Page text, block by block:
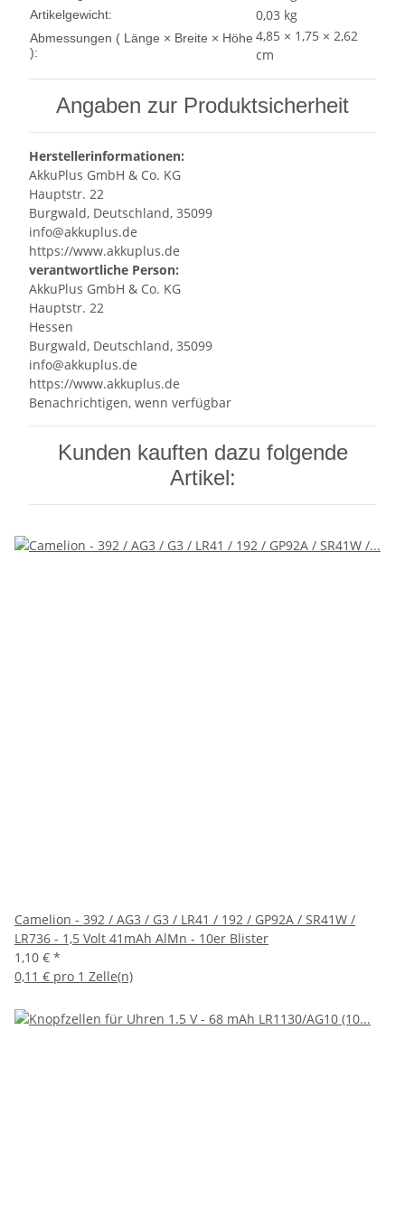
Artikelgewicht: 0,03 kg
Abmessungen ( Länge × Breite × Höhe
):
4,85 × 1,75 × 2,62
cm
Angaben zur Produktsicherheit
Herstellerinformationen:
AkkuPlus GmbH & Co. KG
Hauptstr. 22
Burgwald, Deutschland, 35099
info@akkuplus.de
https://www.akkuplus.de
verantwortliche Person:
AkkuPlus GmbH & Co. KG
Hauptstr. 22
Hessen
Burgwald, Deutschland, 35099
info@akkuplus.de
https://www.akkuplus.de
Benachrichtigen, wenn verfügbar
Kunden kauften dazu folgende
Artikel:
Camelion - 392 / AG3 / G3 / LR41 / 192 / GP92A / SR41W /
LR736 - 1,5 Volt 41mAh AlMn - 10er Blister
1,10 € *
0,11 € pro 1 Zelle(n)